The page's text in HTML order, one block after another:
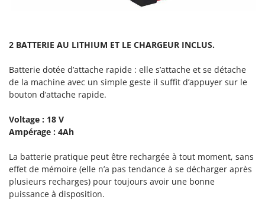
T
Taille-haies
Tarières
Tondeuses autoportées
Tondeuses débroussailleuses thermiques
Trancheuses
Kasco
Keter
KitchenAid
L
Lampacrescia - MGM
Landxcape
LAR Casalinghi
2 BATTERIE AU LITHIUM ET LE CHARGEUR INCLUS.
Batterie dotée d’attache rapide : elle s’attache et se détache
de la machine avec un simple geste il suffit d’appuyer sur le
bouton d’attache rapide.
Voltage : 18 V
Ampérage : 4Ah
La batterie pratique peut être rechargée à tout moment, sans
effet de mémoire (elle n’a pas tendance à se décharger après
plusieurs recharges) pour toujours avoir une bonne
puissance à disposition.